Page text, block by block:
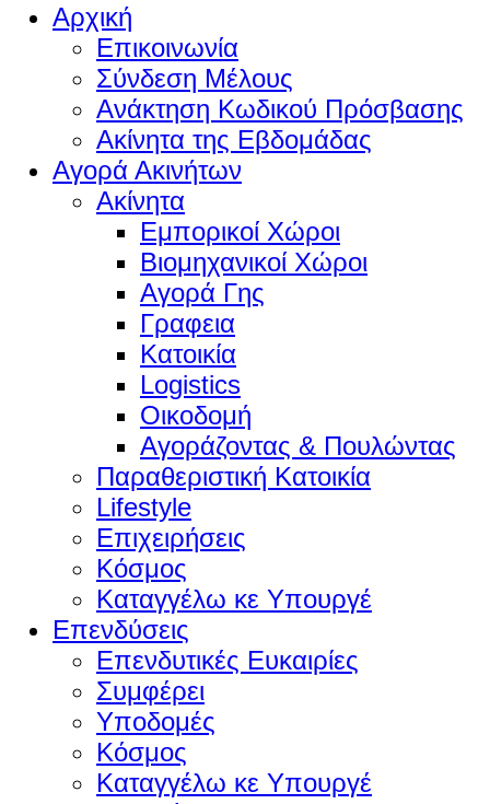
Αρχική
Επικοινωνία
Σύνδεση Μέλους
Ανάκτηση Κωδικού Πρόσβασης
Ακίνητα της Εβδομάδας
Αγορά Ακινήτων
Ακίνητα
Εμπορικοί Χώροι
Βιομηχανικοί Χώροι
Αγορά Γης
Γραφεια
Κατοικία
Logistics
Οικοδομή
Αγοράζοντας & Πουλώντας
Παραθεριστική Κατοικία
Lifestyle
Επιχειρήσεις
Κόσμος
Καταγγέλω κε Υπουργέ
Επενδύσεις
Επενδυτικές Ευκαιρίες
Συμφέρει
Υποδομές
Κόσμος
Καταγγέλω κε Υπουργέ